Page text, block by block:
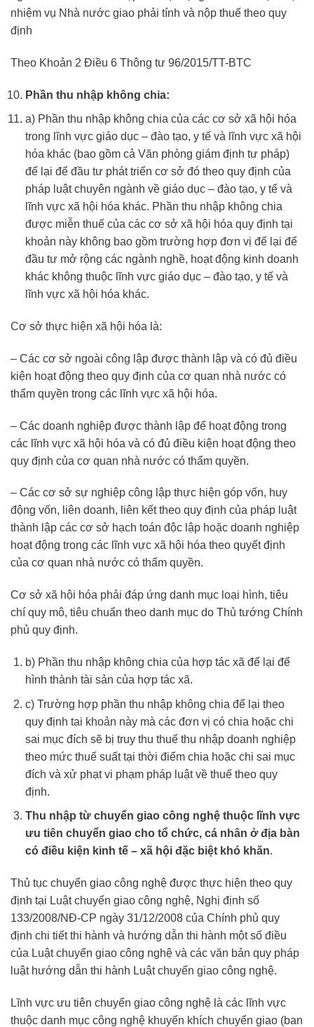
nhiệm vụ Nhà nước giao phải tính và nộp thuế theo quy
định
Theo Khoản 2 Điều 6 Thông tư 96/2015/TT-BTC
Phần thu nhập không chia:
a) Phần thu nhập không chia của các cơ sở xã hội hóa
trong lĩnh vực giáo dục – đào tạo, y tế và lĩnh vực xã hội
hóa khác (bao gồm cả Văn phòng giám định tư pháp)
để lại để đầu tư phát triển cơ sở đó theo quy định của
pháp luật chuyên ngành về giáo dục – đào tạo, y tế và
lĩnh vực xã hội hóa khác. Phần thu nhập không chia
được miễn thuế của các cơ sở xã hội hóa quy định tại
khoản này không bao gồm trường hợp đơn vị để lại để
đầu tư mở rộng các ngành nghề, hoạt động kinh doanh
khác không thuộc lĩnh vực giáo dục – đào tạo, y tế và
lĩnh vực xã hội hóa khác.
Cơ sở thực hiện xã hội hóa là:
– Các cơ sở ngoài công lập được thành lập và có đủ điều
kiện hoạt động theo quy định của cơ quan nhà nước có
thẩm quyền trong các lĩnh vực xã hội hóa.
– Các doanh nghiệp được thành lập để hoạt động trong
các lĩnh vực xã hội hóa và có đủ điều kiện hoạt động theo
quy định của cơ quan nhà nước có thẩm quyền.
– Các cơ sở sự nghiệp công lập thực hiện góp vốn, huy
động vốn, liên doanh, liên kết theo quy định của pháp luật
thành lập các cơ sở hạch toán độc lập hoặc doanh nghiệp
hoạt động trong các lĩnh vực xã hội hóa theo quyết định
của cơ quan nhà nước có thẩm quyền.
Cơ sở xã hội hóa phải đáp ứng danh mục loại hình, tiêu
chí quy mô, tiêu chuẩn theo danh mục do Thủ tướng Chính
phủ quy định.
b) Phần thu nhập không chia của hợp tác xã để lại để
hình thành tài sản của hợp tác xã.
c) Trường hợp phần thu nhập không chia để lại theo
quy định tại khoản này mà các đơn vị có chia hoặc chi
sai mục đích sẽ bị truy thu thuế thu nhập doanh nghiệp
theo mức thuế suất tại thời điểm chia hoặc chi sai mục
đích và xử phạt vi phạm pháp luật về thuế theo quy
định.
Thu nhập từ chuyển giao công nghệ thuộc lĩnh vực
ưu tiên chuyển giao cho tổ chức, cá nhân ở địa bàn
có điều kiện kinh tế – xã hội đặc biệt khó khăn.
Thủ tục chuyển giao công nghệ được thực hiện theo quy
định tại Luật chuyển giao công nghệ, Nghị định số
133/2008/NĐ-CP ngày 31/12/2008 của Chính phủ quy
định chi tiết thi hành và hướng dẫn thi hành một số điều
của Luật chuyển giao công nghệ và các văn bản quy pháp
luật hướng dẫn thi hành Luật chuyển giao công nghệ.
Lĩnh vực ưu tiên chuyển giao công nghệ là các lĩnh vực
thuộc danh mục công nghệ khuyến khích chuyển giao (ban